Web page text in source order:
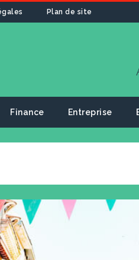
Plan de site
Finance Entreprise